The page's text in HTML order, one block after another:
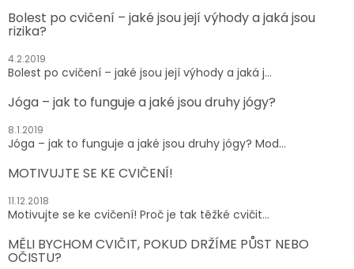
Bolest po cvičení – jaké jsou její výhody a jaká jsou
rizika?
4.2.2019
Bolest po cvičení – jaké jsou její výhody a jaká j...
Jóga – jak to funguje a jaké jsou druhy jógy?
8.1.2019
Jóga – jak to funguje a jaké jsou druhy jógy? Mod...
MOTIVUJTE SE KE CVIČENÍ!
11.12.2018
Motivujte se ke cvičení! Proč je tak těžké cvičit...
MĚLI BYCHOM CVIČIT, POKUD DRŽÍME PŮST NEBO
OČISTU?